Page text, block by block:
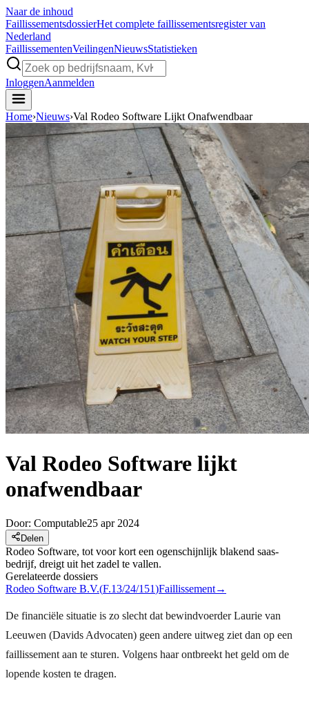
Naar de inhoud
FaillissementsdossierHet complete faillissementsregister van
Nederland
FaillissementenVeilingenNieuwsStatistieken
InloggenAanmelden
Home›Nieuws›Val Rodeo Software Lijkt Onafwendbaar
Val Rodeo Software lijkt
onafwendbaar
Door: Computable25 apr 2024
Delen
Rodeo Software, tot voor kort een ogenschijnlijk blakend saas-
bedrijf, dreigt uit het zadel te vallen.
Gerelateerde dossiers
Rodeo Software B.V.(F.13/24/151)Faillissement→
De financiële situatie is zo slecht dat bewindvoerder Laurie van
Leeuwen (Davids Advocaten) geen andere uitweg ziet dan op een
faillissement aan te sturen. Volgens haar ontbreekt het geld om de
lopende kosten te dragen.